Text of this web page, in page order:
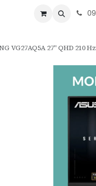
VG27AQ5A 27" QHD 210 Hz